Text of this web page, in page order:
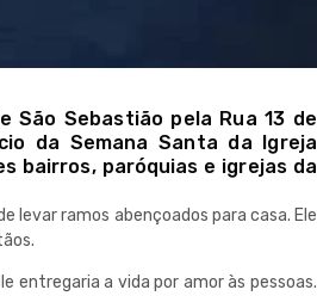
São Sebastião pela Rua 13 de
da Semana Santa da Igreja
bairros, paróquias e igrejas da
levar ramos abençoados para casa. Ele
entregaria a vida por amor às pessoas.